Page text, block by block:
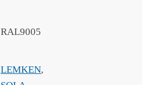
RAL9005
LEMKEN,